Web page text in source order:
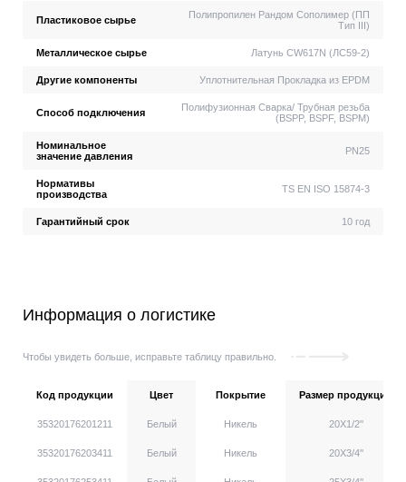
Пластиковое сырье
Полипропилен Рандом Сополимер (ПП
Тип III)
Металлическое сырье Латунь CW617N (ЛС59-2)
Другие компоненты Уплотнительная Прокладка из EPDM
Способ подключения
Полифузионная Сварка/ Трубная резьба
(BSPP, BSPF, BSPM)
Номинальное
значение давления
PN25
Нормативы
производства
TS EN ISO 15874-3
Гарантийный срок 10 год
Информация о логистике
Чтобы увидеть больше, исправьте таблицу правильно.
Код продукции Цвет Покрытие Размер продукции
35320176201211 Белый Никель 20X1/2''
35320176203411 Белый Никель 20X3/4''